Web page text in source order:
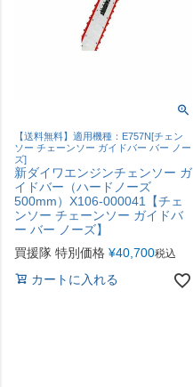
【送料無料】適用機種：E757N[チェン
ソー チェーンソー ガイドバー バー ノー
ズ]
新ダイワエンジンチェンソー ガ
イドバー（ハードノーズ
500mm）X106-000041【チェ
ンソー チェーンソー ガイドバ
ー バー ノーズ】
買援隊 特別価格 ¥40,700税込
カートに入れる